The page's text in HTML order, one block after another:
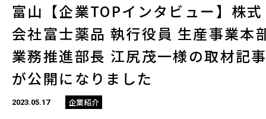
富山【企業TOPインタビュー】株式
会社富士薬品 執行役員 生産事業本
業務推進部長 江尻茂一様の取材記
が公開になりました
2023.05.17 企業紹介